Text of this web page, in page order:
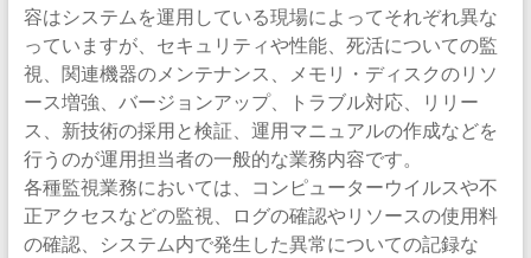
容はシステムを運用している現場によってそれぞれ異な
っていますが、セキュリティや性能、死活についての監
視、関連機器のメンテナンス、メモリ・ディスクのリソ
ース増強、バージョンアップ、トラブル対応、リリー
ス、新技術の採用と検証、運用マニュアルの作成などを
行うのが運用担当者の一般的な業務内容です。
各種監視業務においては、コンピューターウイルスや不
正アクセスなどの監視、ログの確認やリソースの使用料
の確認、システム内で発生した異常についての記録な